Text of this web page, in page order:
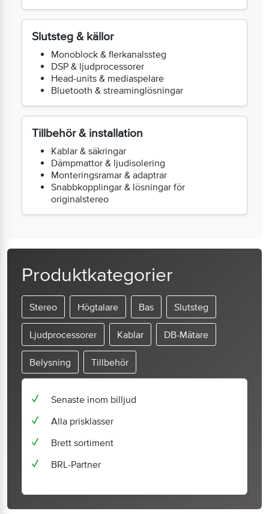
Slutsteg & källor
Monoblock & flerkanalssteg
DSP & ljudprocessorer
Head-units & mediaspelare
Bluetooth & streaminglösningar
Tillbehör & installation
Kablar & säkringar
Dämpmattor & ljudisolering
Monteringsramar & adaptrar
Snabbkopplingar & lösningar för
originalstereo
Produktkategorier
Stereo Högtalare Bas Slutsteg
Ljudprocessorer Kablar DB-Mätare
Belysning Tillbehör
Senaste inom billjud
Alla prisklasser
Brett sortiment
BRL-Partner